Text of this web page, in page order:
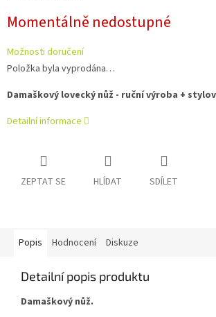
cena:
Momentálně nedostupné
Možnosti doručení
Položka byla vyprodána…
Damaškový lovecký nůž - ruční výroba +
Detailní informace
ZEPTAT SE HLÍDAT SDÍLET
Popis Hodnocení Diskuze
Detailní popis produktu
Damaškový nůž.